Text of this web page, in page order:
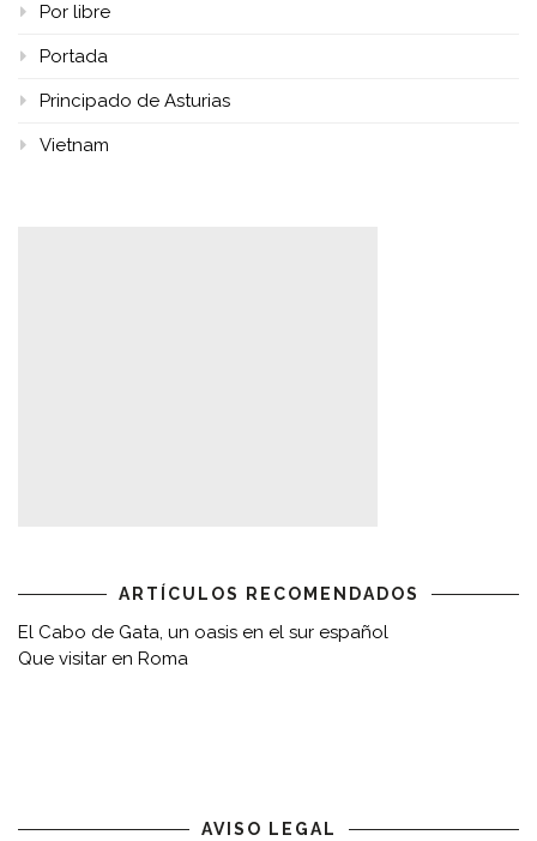
Por libre
Portada
Principado de Asturias
Vietnam
ARTÍCULOS RECOMENDADOS
El Cabo de Gata, un oasis en el sur español
Que visitar en Roma
AVISO LEGAL